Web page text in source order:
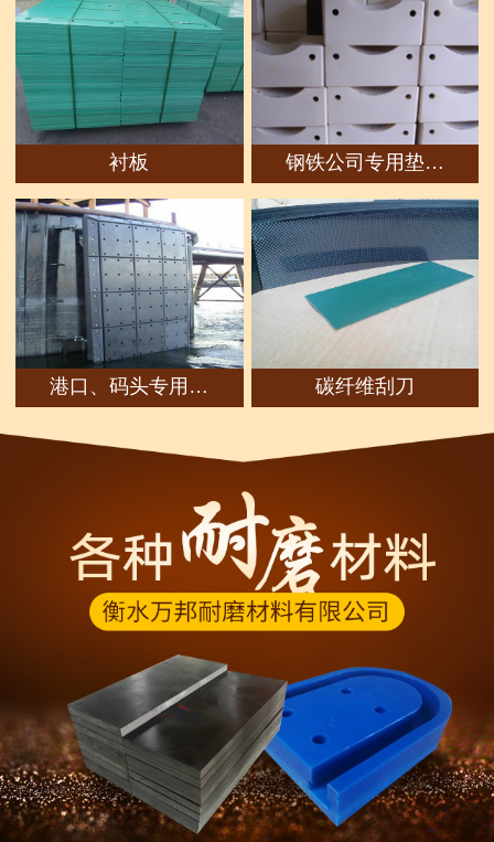
衬板 钢铁公司专用垫…
港口、码头专用… 碳纤维刮刀